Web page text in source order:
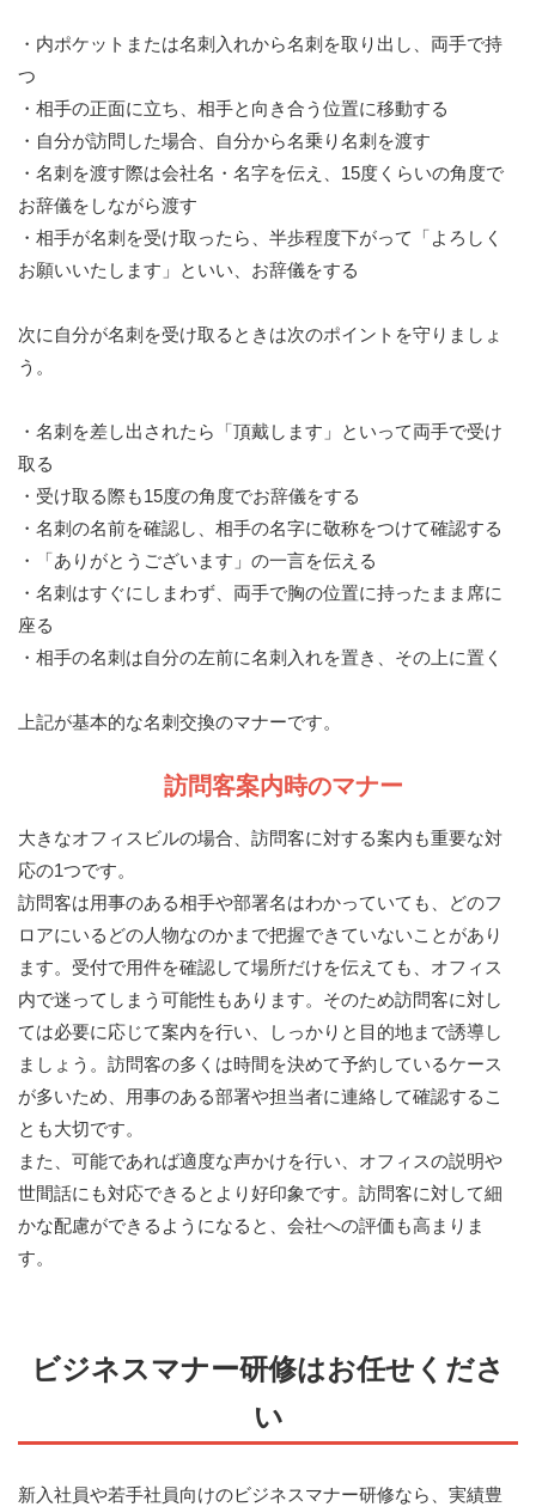
・内ポケットまたは名刺入れから名刺を取り出し、両手で持
つ
・相手の正面に立ち、相手と向き合う位置に移動する
・自分が訪問した場合、自分から名乗り名刺を渡す
・名刺を渡す際は会社名・名字を伝え、15度くらいの角度で
お辞儀をしながら渡す
・相手が名刺を受け取ったら、半歩程度下がって「よろしく
お願いいたします」といい、お辞儀をする
次に自分が名刺を受け取るときは次のポイントを守りましょ
う。
・名刺を差し出されたら「頂戴します」といって両手で受け
取る
・受け取る際も15度の角度でお辞儀をする
・名刺の名前を確認し、相手の名字に敬称をつけて確認する
・「ありがとうございます」の一言を伝える
・名刺はすぐにしまわず、両手で胸の位置に持ったまま席に
座る
・相手の名刺は自分の左前に名刺入れを置き、その上に置く
上記が基本的な名刺交換のマナーです。
訪問客案内時のマナー
大きなオフィスビルの場合、訪問客に対する案内も重要な対
応の1つです。
訪問客は用事のある相手や部署名はわかっていても、どのフ
ロアにいるどの人物なのかまで把握できていないことがあり
ます。受付で用件を確認して場所だけを伝えても、オフィス
内で迷ってしまう可能性もあります。そのため訪問客に対し
ては必要に応じて案内を行い、しっかりと目的地まで誘導し
ましょう。訪問客の多くは時間を決めて予約しているケース
が多いため、用事のある部署や担当者に連絡して確認するこ
とも大切です。
また、可能であれば適度な声かけを行い、オフィスの説明や
世間話にも対応できるとより好印象です。訪問客に対して細
かな配慮ができるようになると、会社への評価も高まりま
す。
ビジネスマナー研修はお任せくださ
い
新入社員や若手社員向けのビジネスマナー研修なら、実績豊